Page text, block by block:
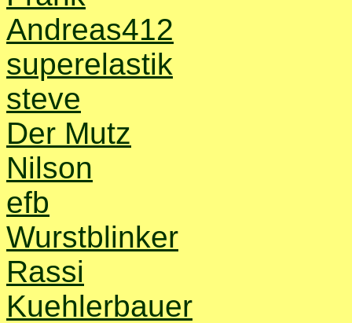
Andreas412
superelastik
steve
Der Mutz
Nilson
efb
Wurstblinker
Rassi
Kuehlerbauer